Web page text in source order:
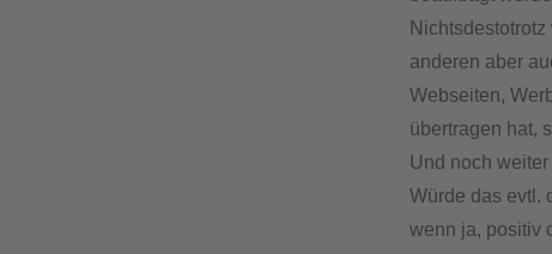
anderen aber
Webseiten,
übertragen hat,
Und noch
Würde das evtl.
wenn ja, positiv